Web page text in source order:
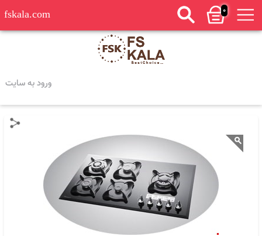
0
fskala.com
ورود به سایت